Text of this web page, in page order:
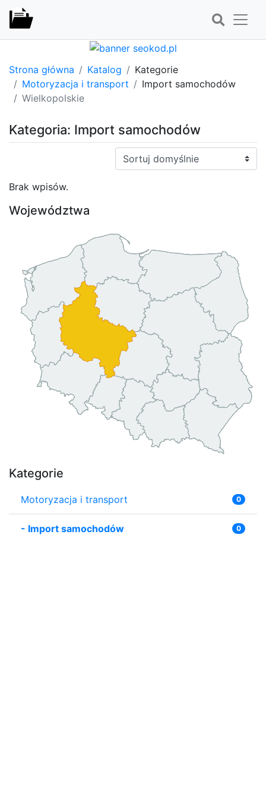
Strona główna Katalog
Kategorie
Motoryzacja i transport
Import samochodów
Wielkopolskie
Kategoria: Import samochodów
Sortuj:
Brak wpisów.
Województwa
Kategorie
Motoryzacja i transport 0
- Import samochodów 0